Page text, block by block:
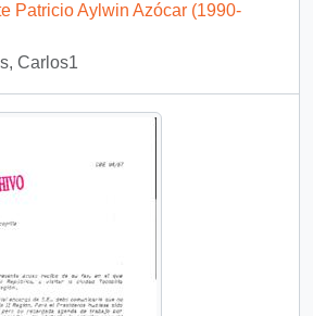
Patricio Aylwin Azócar (1990-
Carlos1